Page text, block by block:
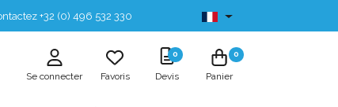
+32 (0) 496 532 330 Disponibles de stock
Se connecter Favoris
0
Devis
0
Panier